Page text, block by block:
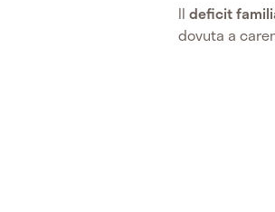
Il deficit
dovuta a